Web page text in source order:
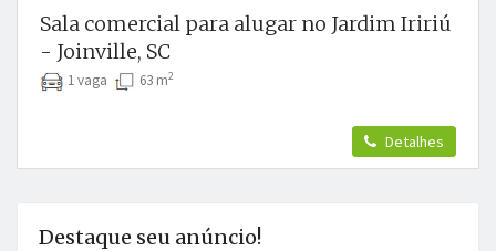
Sala comercial para alugar no Jardim Iririú
- Joinville, SC
1 vaga 63 m2
Detalhes
Destaque seu anúncio!